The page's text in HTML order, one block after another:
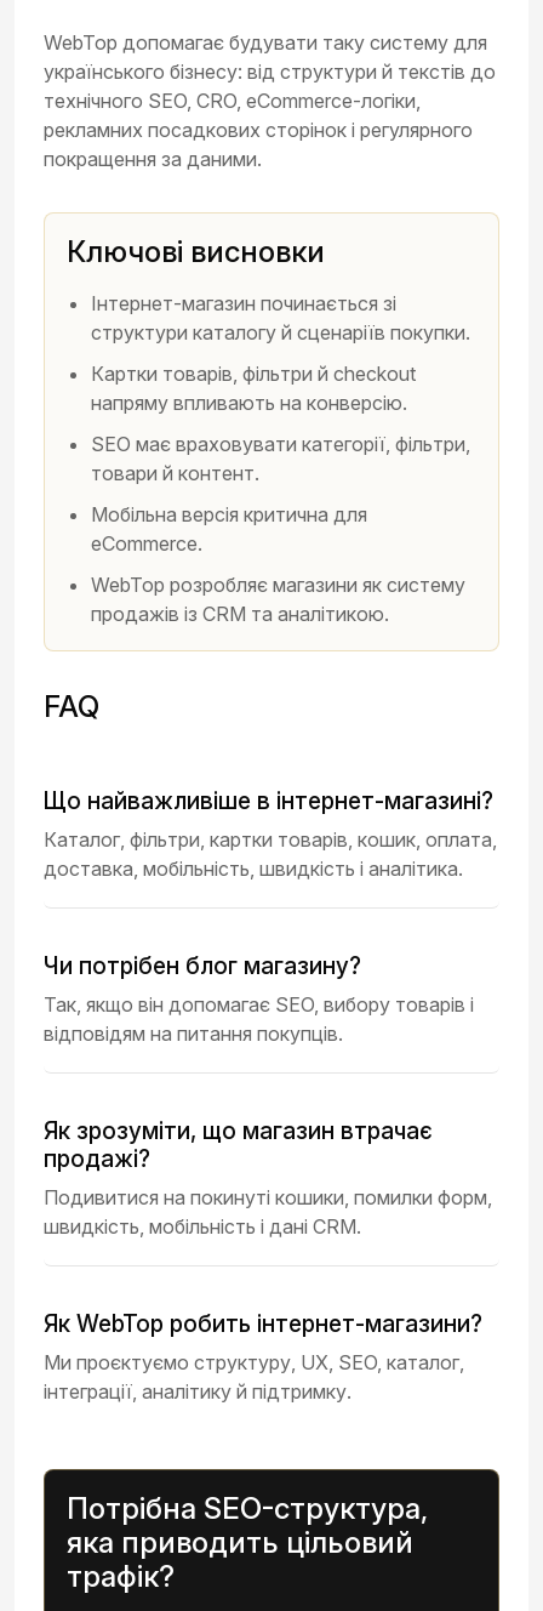
WebTop допомагає будувати таку систему для
українського бізнесу: від структури й текстів до
технічного SEO, CRO, eCommerce-логіки,
рекламних посадкових сторінок і регулярного
покращення за даними.
Ключові висновки
Інтернет-магазин починається зі
структури каталогу й сценаріїв покупки.
Картки товарів, фільтри й checkout
напряму впливають на конверсію.
SEO має враховувати категорії, фільтри,
товари й контент.
Мобільна версія критична для
eCommerce.
WebTop розробляє магазини як систему
продажів із CRM та аналітикою.
FAQ
Що найважливіше в інтернет-магазині?
Каталог, фільтри, картки товарів, кошик, оплата,
доставка, мобільність, швидкість і аналітика.
Чи потрібен блог магазину?
Так, якщо він допомагає SEO, вибору товарів і
відповідям на питання покупців.
Як зрозуміти, що магазин втрачає
продажі?
Подивитися на покинуті кошики, помилки форм,
швидкість, мобільність і дані CRM.
Як WebTop робить інтернет-магазини?
Ми проєктуємо структуру, UX, SEO, каталог,
інтеграції, аналітику й підтримку.
Потрібна SEO-структура,
яка приводить цільовий
трафік?